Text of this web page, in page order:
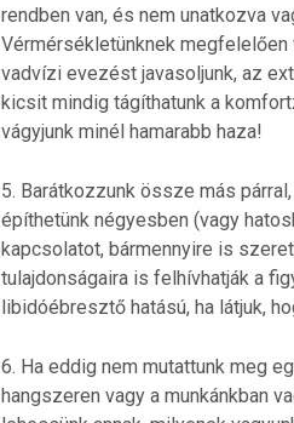
rendben van, és nem unatkozva
Vérmérsékletünknek
vadvízi evezést javasoljunk, az
kicsit mindig tágíthatunk a
vágyjunk minél hamarabb haza!
5. Barátkozzunk össze más
építhetünk négyesben (vagy
kapcsolatot, bármennyire is
tulajdonságaira is felhívhatják a
libidóébresztő hatású, ha látjuk,
6. Ha eddig nem mutattunk meg
hangszeren vagy a munkánkban